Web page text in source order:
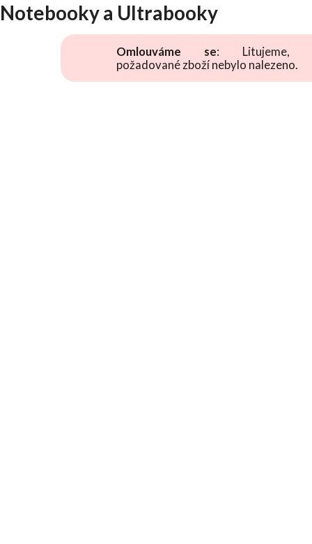
Notebooky a Ultrabooky
Omlouváme se: Litujeme,
požadované zboží nebylo nalezeno.